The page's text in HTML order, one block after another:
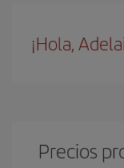
¡Hola,
Precios